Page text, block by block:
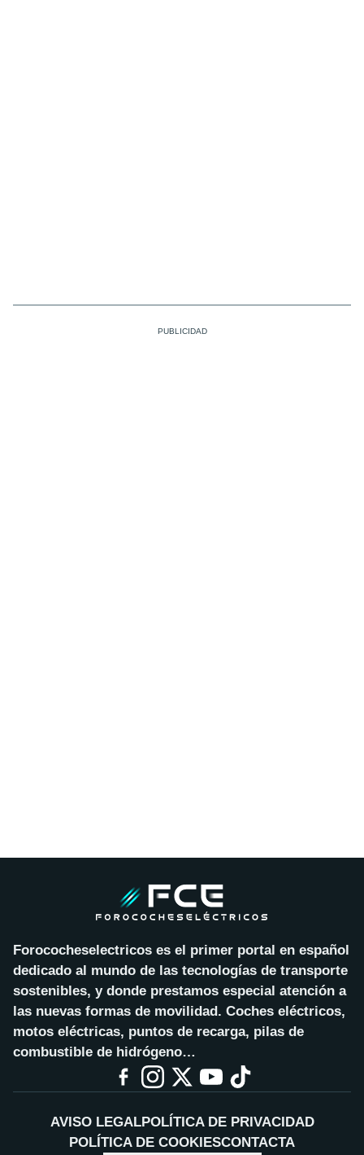
Forococheselectricos es el primer portal en español
dedicado al mundo de las tecnologías de transporte
sostenibles, y donde prestamos especial atención a
las nuevas formas de movilidad. Coches eléctricos,
motos eléctricas, puntos de recarga, pilas de
combustible de hidrógeno…
AVISO LEGALPOLÍTICA DE PRIVACIDAD
POLÍTICA DE COOKIESCONTACTA